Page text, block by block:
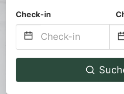
Check-in
Navigate
to